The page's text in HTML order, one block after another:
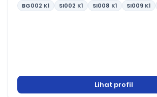
BG002 K1 SI002 K1 SI008 K1 SI009 K1
Lihat profil